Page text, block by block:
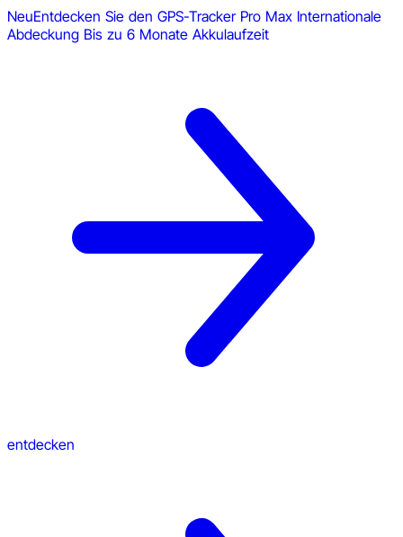
NeuEntdecken Sie den GPS-Tracker Pro Max Internationale
Abdeckung Bis zu 6 Monate Akkulaufzeit
entdecken